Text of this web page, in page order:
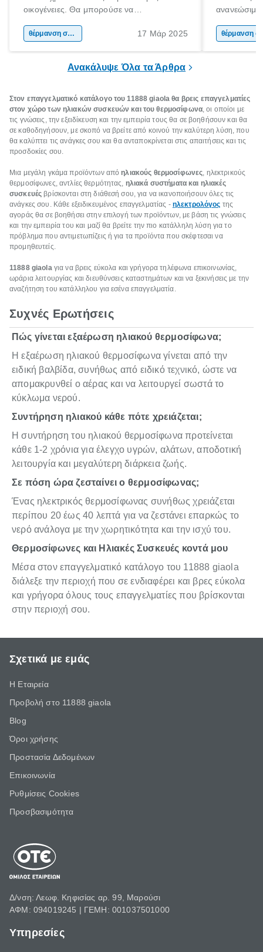
οικογένειες. Θα μπορούσε να
θέρμανσης νερού αλλά σίγουρα είναι η
θέρμανση σπιτιού 17 Μάρ 2025
ανανεώσιμη
για την
Ανακάλυψε Όλα τα Άρθρα
Στον επαγγελματικό κατάλογο του 11888 giaola θα βρεις επαγγελματίες
στον χώρο των ηλιακών συσκευών και του θερμοσίφωνα, οι οποίοι με
τις γνώσεις, την εξειδίκευση και την εμπειρία τους θα σε βοηθήσουν και θα
σε καθοδηγήσουν, με σκοπό να βρείτε από κοινού την καλύτερη λύση, που
θα καλύπτει τις ανάγκες σου και θα ανταποκρίνεται στις απαιτήσεις και τις
προσδοκίες σου.
Μια μεγάλη γκάμα προϊόντων απόηλιακούς θερμοσίφωνες, ηλεκτρικούς
θερμοσίφωνες, αντλίες θερμότητας, ηλιακά συστήματα και ηλιακές
συσκευές βρίσκονται στη διάθεσή σου, για να ικανοποιήσουν όλες τις
ανάγκες σου. Κάθε εξειδικευμένος επαγγελματίας - ηλεκτρολόγος της
αγοράς θα σε βοηθήσει στην επιλογή των προϊόντων, με βάση τις γνώσεις
και την εμπειρία του και μαζί θα βρείτε την πιο κατάλληλη λύση για το
πρόβλημα που αντιμετωπίζεις ή για τα προϊόντα που σκέφτεσαι να
προμηθευτείς.
11888 giaolaγια να βρεις εύκολα και γρήγορα τηλέφωνα επικοινωνίας,
ωράρια λειτουργίας και διευθύνσεις καταστημάτων και να ξεκινήσεις με την
αναζήτηση του κατάλληλου για εσένα επαγγελματία.
Συχνές Ερωτήσεις
Πώς γίνεται εξαέρωση ηλιακού θερμοσίφωνα;
Η εξαέρωση ηλιακού θερμοσίφωνα γίνεται από την
ειδική βαλβίδα, συνήθως από ειδικό τεχνικό, ώστε να
απομακρυνθεί ο αέρας και να λειτουργεί σωστά το
κύκλωμα νερού.
Συντήρηση ηλιακού κάθε πότε χρειάζεται;
Η συντήρηση του ηλιακού θερμοσίφωνα προτείνεται
κάθε 1-2 χρόνια για έλεγχο υγρών, αλάτων, αποδοτική
λειτουργία και μεγαλύτερη διάρκεια ζωής.
Σε πόση ώρα ζεσταίνει ο θερμοσίφωνας;
Ένας ηλεκτρικός θερμοσίφωνας συνήθως χρειάζεται
περίπου 20 έως 40 λεπτά για να ζεστάνει επαρκώς το
νερό ανάλογα με την χωρητικότητα και την ισχύ του.
Θερμοσίφωνες και Ηλιακές Συσκευές κοντά μου
Μέσα στον επαγγελματικό κατάλογο του 11888 giaola
διάλεξε την περιοχή που σε ενδιαφέρει και βρες εύκολα
και γρήγορα όλους τους επαγγελματίες που βρίσκονται
στην περιοχή σου.
Σχετικά με εμάς
Η Εταιρεία
Προβολή στο 11888 giaola
Blog
Όροι χρήσης
Προστασία Δεδομένων
Επικοινωνία
Ρυθμίσεις Cookies
Προσβασιμότητα
Δ/νση: Λεωφ. Κηφισίας αρ. 99, Μαρούσι
ΑΦΜ: 094019245 | ΓΕΜΗ: 001037501000
Υπηρεσίες